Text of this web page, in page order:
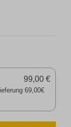
69,00€
99,00 €